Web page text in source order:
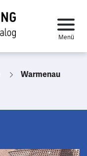
Warmenau